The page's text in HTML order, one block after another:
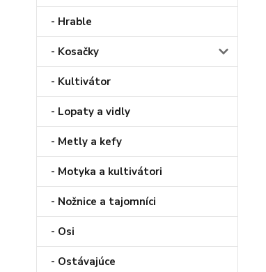
- Hrable
- Kosačky
- Kultivátor
- Lopaty a vidly
- Metly a kefy
- Motyka a kultivátori
- Nožnice a tajomníci
- Osi
- Ostávajúce